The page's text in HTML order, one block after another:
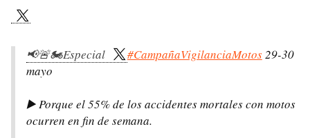
📢🚨🏍️Especial #CampañaVigilanciaMotos29-30
mayo
▶️ Porque el 55% de los accidentes mortales con motos
ocurren en fin de semana.